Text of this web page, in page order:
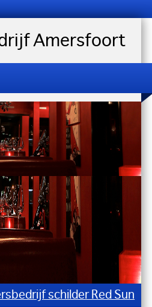
Amersfoort
schilder Red Sun